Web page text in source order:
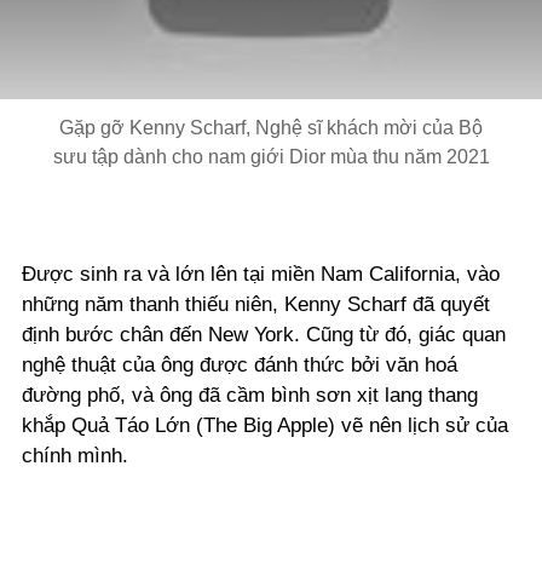
Gặp gỡ Kenny Scharf, Nghệ sĩ khách mời của Bộ
sưu tập dành cho nam giới Dior mùa thu năm 2021
Được sinh ra và lớn lên tại miền Nam California, vào
những năm thanh thiếu niên, Kenny Scharf đã quyết
định bước chân đến New York. Cũng từ đó, giác quan
nghệ thuật của ông được đánh thức bởi văn hoá
đường phố, và ông đã cầm bình sơn xịt lang thang
khắp Quả Táo Lớn (The Big Apple) vẽ nên lịch sử của
chính mình.